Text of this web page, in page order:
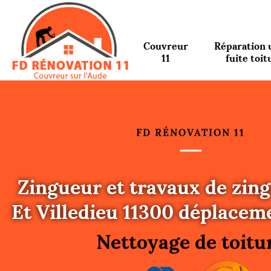
Couvreur
11
Réparation
fuite
FD RÉNOVATION 11
Zingueur et travaux de
Et Villedieu 11300
Urgence fuite
Changement de
Nettoyage de